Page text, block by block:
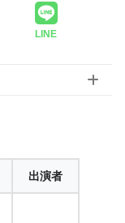
LINE
出演者